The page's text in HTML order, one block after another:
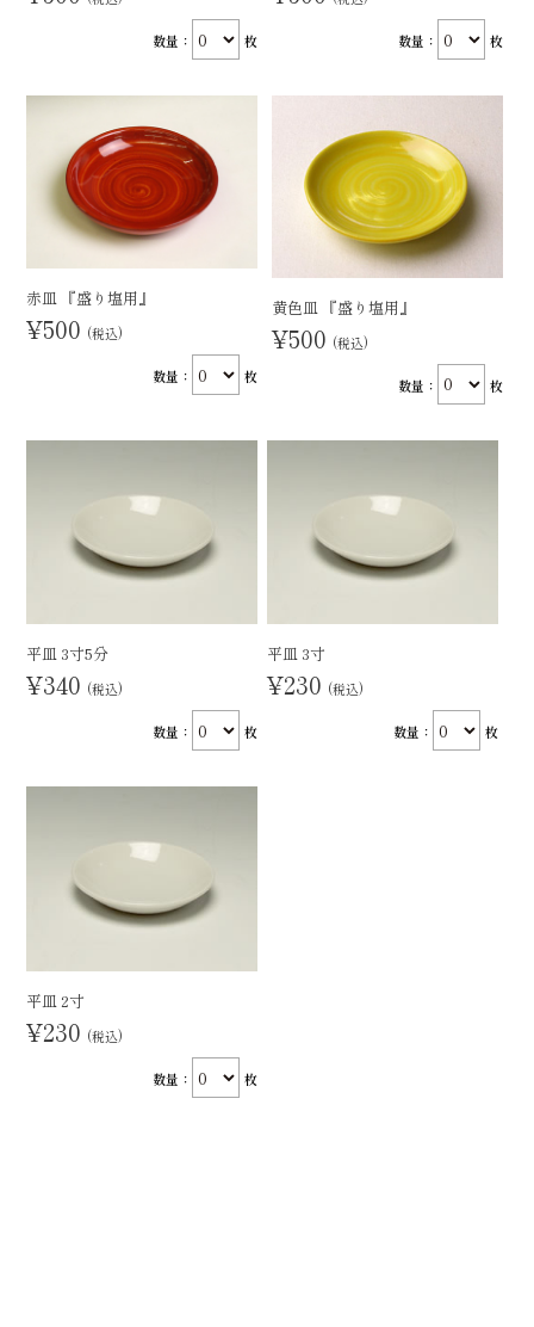
数量： 枚 数量： 枚
赤皿 『盛り塩用』
¥500 (税込)
数量： 枚
黄色皿 『盛り塩用』
¥500 (税込)
数量： 枚
平皿 3寸5分
¥340 (税込)
数量： 枚
平皿 3寸
¥230 (税込)
数量： 枚
平皿 2寸
¥230 (税込)
数量： 枚